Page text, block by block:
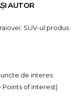
AUTOR
SUV-ul produs
de interes
Points of Interest)